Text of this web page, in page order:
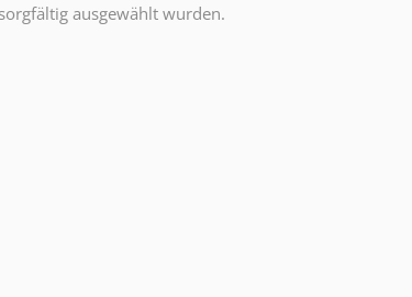
ausgewählt wurden.